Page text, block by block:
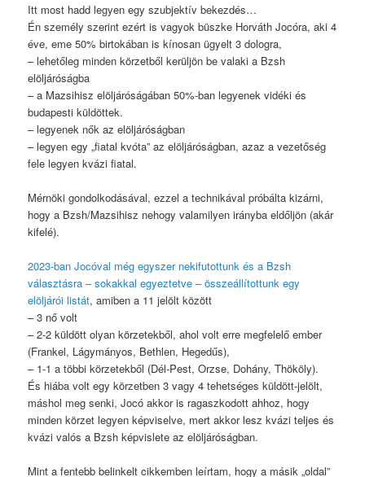
Itt most hadd legyen egy szubjektív bekezdés…
Én személy szerint ezért is vagyok büszke Horváth Jocóra, aki 4
éve, eme 50% birtokában is kínosan ügyelt 3 dologra,
– lehetőleg minden körzetből kerüljön be valaki a Bzsh
elöljáróságba
– a Mazsihisz elöljáróságában 50%-ban legyenek vidéki és
budapesti küldöttek.
– legyenek nők az elöljáróságban
– legyen egy „fiatal kvóta” az elöljáróságban, azaz a vezetőség
fele legyen kvázi fiatal.
Mérnöki gondolkodásával, ezzel a technikával próbálta kizárni,
hogy a Bzsh/Mazsihisz nehogy valamilyen irányba eldőljön (akár
kifelé).
2023-ban Jocóval még egyszer nekifutottunk és a Bzsh
választásra – sokakkal egyeztetve – összeállítottunk egy
elöljárói listát, amiben a 11 jelölt között
– 3 nő volt
– 2-2 küldött olyan körzetekből, ahol volt erre megfelelő ember
(Frankel, Lágymányos, Bethlen, Hegedűs),
– 1-1 a többi körzetekből (Dél-Pest, Orzse, Dohány, Thököly).
És hiába volt egy körzetben 3 vagy 4 tehetséges küldött-jelölt,
máshol meg senki, Jocó akkor is ragaszkodott ahhoz, hogy
minden körzet legyen képviselve, mert akkor lesz kvázi teljes és
kvázi valós a Bzsh képvislete az elöljáróságban.
Mint a fentebb belinkelt cikkemben leírtam, hogy a másik „oldal”